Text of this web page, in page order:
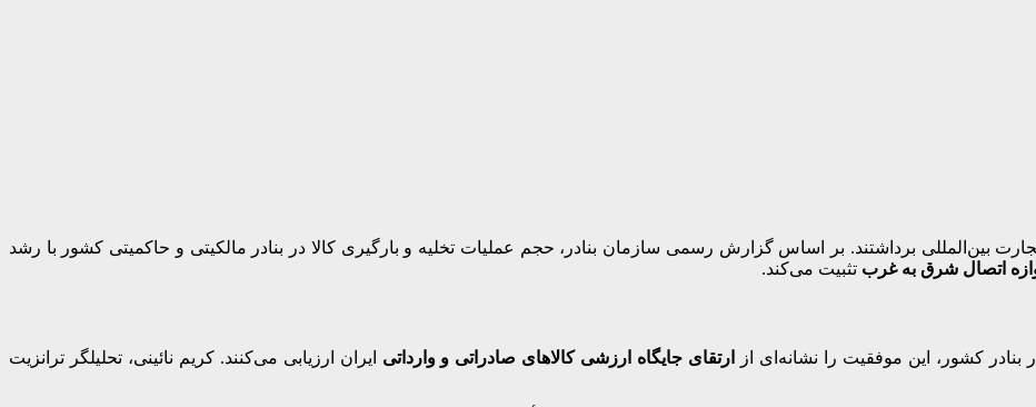
بین‌المللی برداشتند. بر اساس گزارش رسمی سازمان بنادر، حجم عملیات تخلیه و بارگیری کالا در بنادر مالکیتی و حاکمیتی کشور با رشد
اتصال شرق به غرب تثبیت می‌کند.
کشور، این موفقیت را نشانه‌ای از ارتقای جایگاه ارزشی کالاهای صادراتی و وارداتی ایران ارزیابی می‌کنند. کریم نائینی، تحلیلگر ترانزیت